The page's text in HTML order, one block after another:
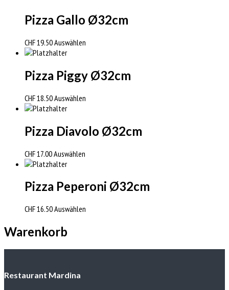
Pizza Gallo Ø32cm
CHF19.50Auswählen
Pizza Piggy Ø32cm
CHF18.50Auswählen
Pizza Diavolo Ø32cm
CHF17.00Auswählen
Pizza Peperoni Ø32cm
CHF16.50Auswählen
Warenkorb
Restaurant Mardina